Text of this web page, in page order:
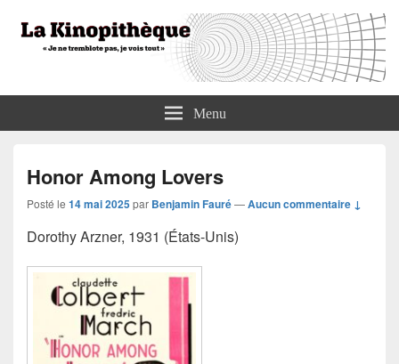
La KinopithèqueMenu
Honor Among Lovers
Posté le 14 mai 2025par Benjamin Fauré—Aucun commentaire ↓
Dorothy Arzner, 1931 (États-Unis)